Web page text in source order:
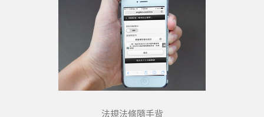
法規法條隨手背